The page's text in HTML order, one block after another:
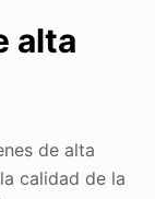
alta
de alta
calidad de la